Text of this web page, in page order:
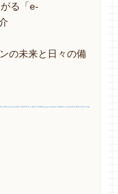
る「e-
の未来と日々の備